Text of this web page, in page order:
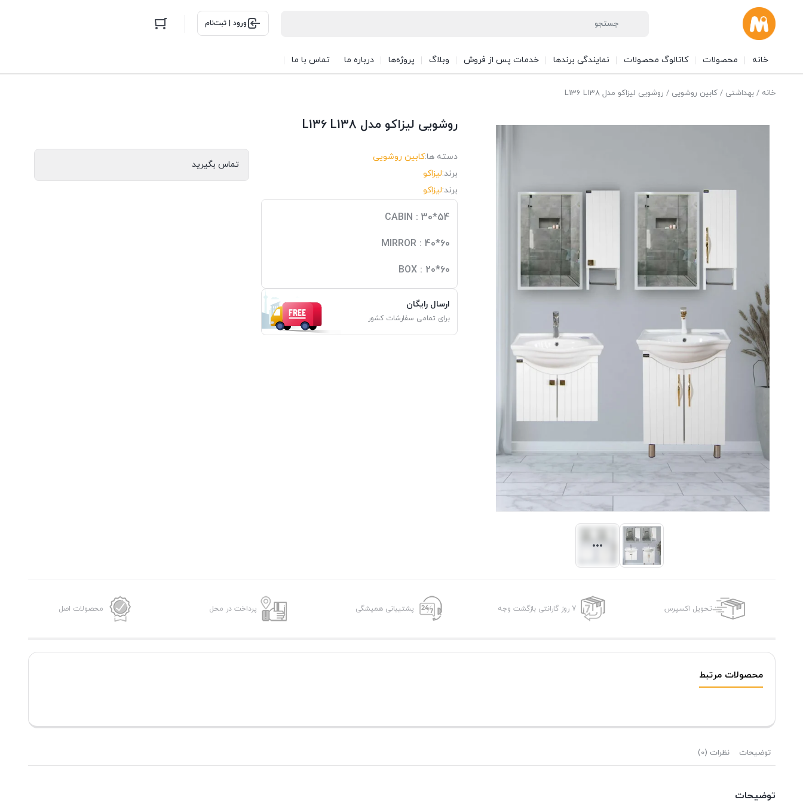
ورود | ثبت‌نام
خانه محصولات کاتالوگ محصولات نمایندگی برندها خدمات پس از فروش وبلاگ پروژه‌ها درباره ما تماس با ما
خانه /بهداشتی /کابین روشویی / روشویی لیزاکو مدل L136 L138
روشویی لیزاکو مدل L136 L138
دسته ها:کابین روشویی
برند:لیزاکو
برند:لیزاکو
CABIN : 30*54
MIRROR : 40*60
BOX : 20*60
ارسال رایگان
برای تمامی سفارشات کشور
تماس بگیرید
تحویل اکسپرس 7 روز گارانتی بازگشت وجه پشتیبانی همیشگی پرداخت در محل محصولات اصل
محصولات مرتبط
توضیحات نظرات (0)
توضیحات